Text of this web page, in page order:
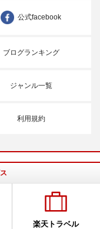
公式facebook
ブログランキング
ジャンル一覧
利用規約
楽天トラベル